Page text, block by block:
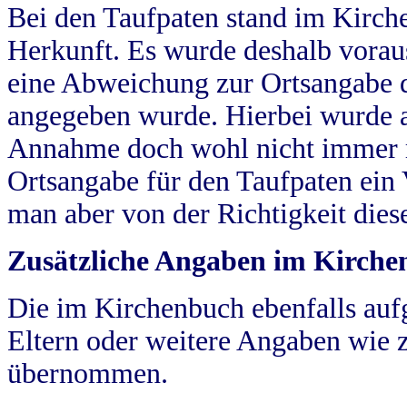
Bei den Taufpaten stand im
Herkunft. Es wurde deshalb
eine Abweichung zur
angegeben wurde. Hierbei wurde
Annahme doch wohl nicht
Ortsangabe für den Taufpaten
man aber von der Richtigkeit
Zusätzliche Angaben im
Die im Kirchenbuch ebenfalls
Eltern oder weitere Angaben wie
übernommen.